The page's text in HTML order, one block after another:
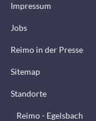
Impressum
Jobs
Reimo in der Presse
Sitemap
Standorte
Reimo - Egelsbach